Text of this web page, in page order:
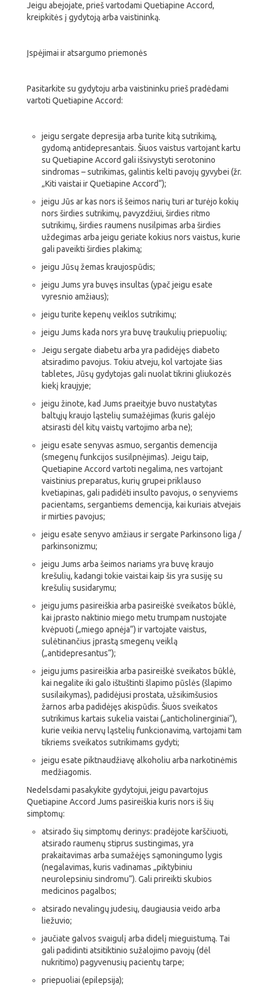
Jeigu abejojate, prieš vartodami Quetiapine Accord,
kreipkitės į gydytoją arba vaistininką.
Įspėjimai ir atsargumo priemonės
Pasitarkite su gydytoju arba vaistininku prieš pradėdami
vartoti Quetiapine Accord:
jeigu sergate depresija arba turite kitą sutrikimą,
gydomą antidepresantais. Šiuos vaistus vartojant kartu
su Quetiapine Accord gali išsivystyti serotonino
sindromas – sutrikimas, galintis kelti pavojų gyvybei (žr.
„Kiti vaistai ir Quetiapine Accord“);
jeigu Jūs ar kas nors iš šeimos narių turi ar turėjo kokių
nors širdies sutrikimų, pavyzdžiui, širdies ritmo
sutrikimų, širdies raumens nusilpimas arba širdies
uždegimas arba jeigu geriate kokius nors vaistus, kurie
gali paveikti širdies plakimą;
jeigu Jūsų žemas kraujospūdis;
jeigu Jums yra buvęs insultas (ypač jeigu esate
vyresnio amžiaus);
jeigu turite kepenų veiklos sutrikimų;
jeigu Jums kada nors yra buvę traukulių priepuolių;
Jeigu sergate diabetu arba yra padidėjęs diabeto
atsiradimo pavojus. Tokiu atveju, kol vartojate šias
tabletes, Jūsų gydytojas gali nuolat tikrini gliukozės
kiekį kraujyje;
jeigu žinote, kad Jums praeityje buvo nustatytas
baltųjų kraujo ląstelių sumažėjimas (kuris galėjo
atsirasti dėl kitų vaistų vartojimo arba ne);
jeigu esate senyvas asmuo, sergantis demencija
(smegenų funkcijos susilpnėjimas). Jeigu taip,
Quetiapine Accord vartoti negalima, nes vartojant
vaistinius preparatus, kurių grupei priklauso
kvetiapinas, gali padidėti insulto pavojus, o senyviems
pacientams, sergantiems demencija, kai kuriais atvejais
ir mirties pavojus;
jeigu esate senyvo amžiaus ir sergate Parkinsono liga /
parkinsonizmu;
jeigu Jums arba šeimos nariams yra buvę kraujo
krešulių, kadangi tokie vaistai kaip šis yra susiję su
krešulių susidarymu;
jeigu jums pasireiškia arba pasireiškė sveikatos būklė,
kai įprasto naktinio miego metu trumpam nustojate
kvėpuoti („miego apnėja“) ir vartojate vaistus,
sulėtinančius įprastą smegenų veiklą
(„antidepresantus“);
jeigu jums pasireiškia arba pasireiškė sveikatos būklė,
kai negalite iki galo ištuštinti šlapimo pūslės (šlapimo
susilaikymas), padidėjusi prostata, užsikimšusios
žarnos arba padidėjęs akispūdis. Šiuos sveikatos
sutrikimus kartais sukelia vaistai („anticholinerginiai“),
kurie veikia nervų ląstelių funkcionavimą, vartojami tam
tikriems sveikatos sutrikimams gydyti;
jeigu esate piktnaudžiavę alkoholiu arba narkotinėmis
medžiagomis.
Nedelsdami pasakykite gydytojui, jeigu pavartojus
Quetiapine Accord Jums pasireiškia kuris nors iš šių
simptomų:
atsirado šių simptomų derinys: pradėjote karščiuoti,
atsirado raumenų stiprus sustingimas, yra
prakaitavimas arba sumažėjęs sąmoningumo lygis
(negalavimas, kuris vadinamas „piktybiniu
neurolepsiniu sindromu“). Gali prireikti skubios
medicinos pagalbos;
atsirado nevalingų judesių, daugiausia veido arba
liežuvio;
jaučiate galvos svaigulį arba didelį mieguistumą. Tai
gali padidinti atsitiktinio sužalojimo pavojų (dėl
nukritimo) pagyvenusių pacientų tarpe;
priepuoliai (epilepsija);